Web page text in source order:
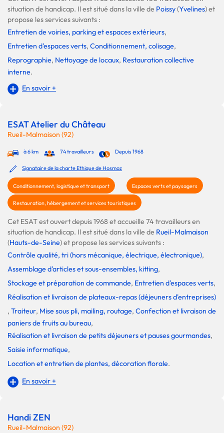
situation de handicap. Il est situé dans la ville de Poissy(Yvelines) et
propose les services suivants :
Entretien de voiries, parking et espaces extérieurs,
Entretien d'espaces verts, Conditionnement, colisage,
Reprographie, Nettoyage de locaux, Restauration collective
interne.
En savoir +
ESAT Atelier du Château
Rueil-Malmaison (92)
à 6 km 74 travailleurs Depuis 1968
Signataire de la charte Ethique de Hosmoz
Conditionnement, logistique et transport Espaces verts et paysagers
Restauration, hébergement et services touristiques
Cet ESAT est ouvert depuis 1968 et accueille 74 travailleurs en
situation de handicap. Il est situé dans la ville de Rueil-Malmaison
(Hauts-de-Seine) et propose les services suivants :
Contrôle qualité, tri (hors mécanique, électrique, électronique),
Assemblage d'articles et sous-ensembles, kitting,
Stockage et préparation de commande, Entretien d'espaces verts,
Réalisation et livraison de plateaux-repas (déjeuners d'entreprises)
, Traiteur, Mise sous pli, mailing, routage, Confection et livraison de
paniers de fruits au bureau,
Réalisation et livraison de petits déjeuners et pauses gourmandes,
Saisie informatique,
Location et entretien de plantes, décoration florale.
En savoir +
Handi ZEN
Rueil-Malmaison (92)